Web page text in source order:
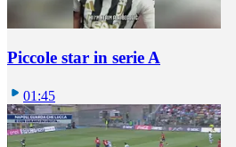
Piccole star in serie A
01:45